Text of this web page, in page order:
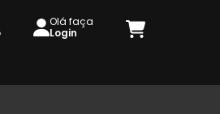
Olá faça
Login